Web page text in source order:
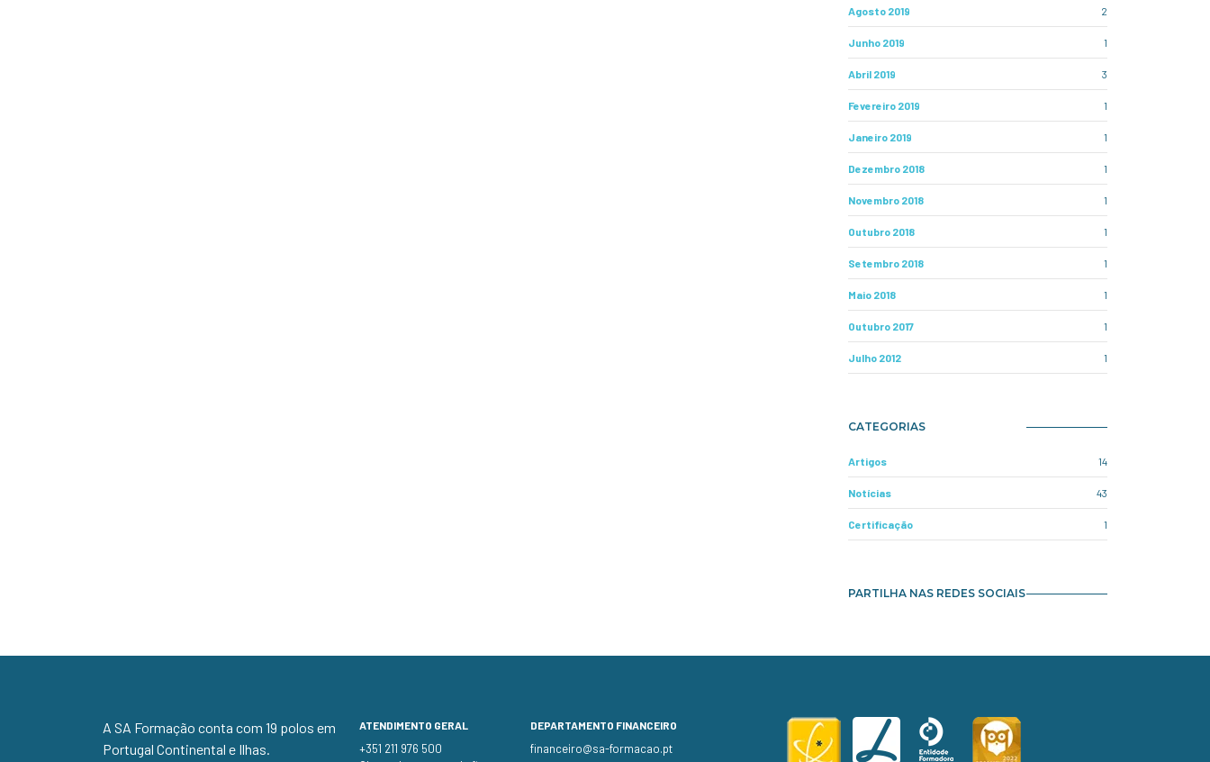
Agosto 2019 2
Junho 2019 1
Abril 2019 3
Fevereiro 2019 1
Janeiro 2019 1
Dezembro 2018 1
Novembro 2018 1
Outubro 2018 1
Setembro 2018 1
Maio 2018 1
Outubro 2017 1
Julho 2012 1
CATEGORIAS
Artigos 14
Notícias 43
Certificação 1
PARTILHA NAS REDES SOCIAIS
A SA Formação conta com 19 polos em
Portugal Continental e Ilhas.
ATENDIMENTO GERAL
+351 211 976 500
DEPARTAMENTO FINANCEIRO
financeiro@sa-formacao.pt